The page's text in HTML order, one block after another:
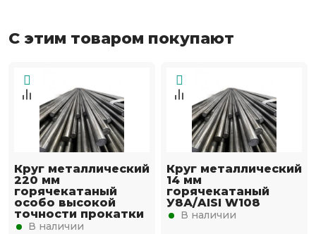
С этим товаром покупают
Круг металлический
220 мм
горячекатаный
особо высокой
точности прокатки
В наличии
Круг металлический
14 мм
горячекатаный
У8А/AISI W108
В наличии